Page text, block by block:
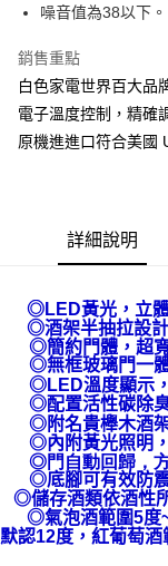
１．於結帳方式選擇「
２．訂單成立數日內，
３．收到繳費通知簡訊
ATM／網路銀行／等多
※ 請注意：結帳手續完
是否繳費成功／繳費
客戶支援中心」
１．透過由恩沛科技股
易，需依本服務之必要
權轉讓予恩沛科技股份
２．關於個人資料處理
https://aftee.tw/terms/
３．未成年的使用者請
「AFTEE先享後付」
任。
４．使用「AFTEE先
時審查核予不同之上限
請求用戶進行身份認證
５．嚴禁一人註冊多個
噪音值為38以下。
銷售重點
白色家電世界百大品
電子溫度控制，精確
原機進進口符合美國
詳細說明
◎LED黃光，立體
◎酒架半抽拉設計
◎簡約門體，超
◎無框玻璃門一
◎LED溫度顯示
◎配置活性碳除
◎附名貴櫸木酒
◎內附黃光照明
◎門自動回歸，方
◎底腳可有效防
◎儲存酒類依酒性
◎氣泡酒範圍5度
默認12度，紅葡萄酒